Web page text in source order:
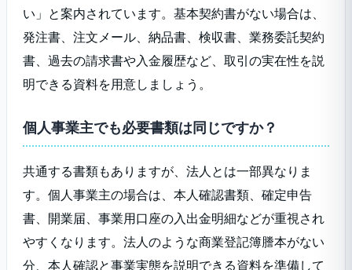
い」と案内されています。基本契約書がない場合は、
発注書、注文メール、納品書、検収書、業務委託契約
書、過去の請求書や入金履歴など、取引の実在性を説
明できる資料を用意しましょう。
個人事業主でも必要書類は同じですか？
共通する書類もありますが、法人とは一部異なりま
す。個人事業主の場合は、本人確認書類、確定申告
書、開業届、事業用口座の入出金明細などが重視され
やすくなります。法人のような商業登記簿謄本がない
分、本人確認と事業実態を説明できる資料を準備して